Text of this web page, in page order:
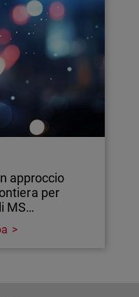
approccio
per
MS…